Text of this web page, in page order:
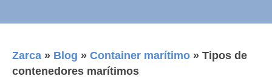
Zarca » Blog » Container marítimo » Tipos de
contenedores marítimos